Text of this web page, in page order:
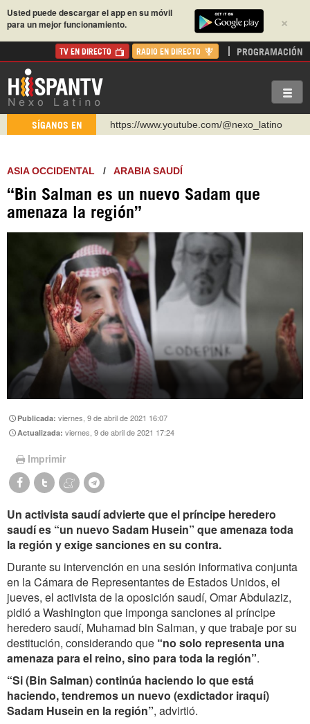
×
Usted puede descargar el app en su móvil
para un mejor funcionamiento.
TV EN DIRECTO RADIO EN DIRECTO PROGRAMACIÓN
SÍGANOS EN
https://www.youtube.com/@nexo_latino
https://t.me/hispantvcanal
https://urmedium.com/c/hispantv
WhatsApp y Viber: +98 921 79 29 404
https://www.facebook.com/Nexolatino.Canal
ASIA OCCIDENTAL / ARABIA SAUDÍ
“Bin Salman es un nuevo Sadam que
amenaza la región”
Publicada:viernes, 9 de abril de 2021 16:07
Actualizada:viernes, 9 de abril de 2021 17:24
Imprimir
Un activista saudí advierte que el príncipe heredero
saudí es “un nuevo Sadam Husein” que amenaza toda
la región y exige sanciones en su contra.
Durante su intervención en una sesión informativa conjunta
en la Cámara de Representantes de Estados Unidos, el
jueves, el activista de la oposición saudí, Omar Abdulaziz,
pidió a Washington que imponga sanciones al príncipe
heredero saudí, Muhamad bin Salman, y que trabaje por su
destitución, considerando que “no solo representa una
amenaza para el reino, sino para toda la región”.
“Si (Bin Salman) continúa haciendo lo que está
haciendo, tendremos un nuevo (exdictador iraquí)
Sadam Husein en la región”, advirtió.